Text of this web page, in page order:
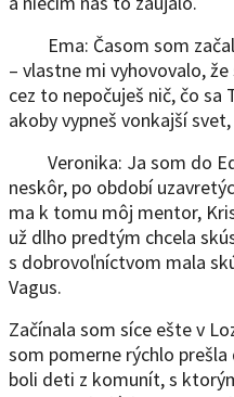
Ema: Časom som
– vlastne mi vyhovovalo,
cez to nepočuješ nič, čo
akoby vypneš vonkajší
Veronika: Ja som do
neskôr, po období
ma k tomu môj mentor,
už dlho predtým chcela
s dobrovoľníctvom mala
Vagus.
Začínala som síce ešte v
som pomerne rýchlo
boli deti z komunít, s